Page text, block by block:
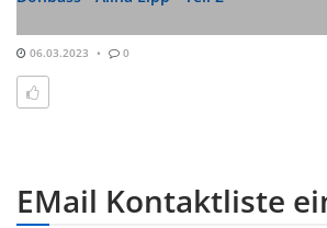
06.03.2023 0
EMail Kontaktliste